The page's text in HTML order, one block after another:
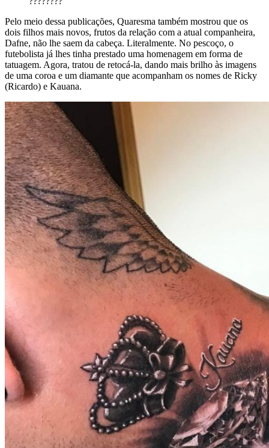
Pelo meio dessa publicações, Quaresma também mostrou que os
dois filhos mais novos, frutos da relação com a atual companheira,
Dafne, não lhe saem da cabeça. Literalmente. No pescoço, o
futebolista já lhes tinha prestado uma homenagem em forma de
tatuagem. Agora, tratou de retocá-la, dando mais brilho às imagens
de uma coroa e um diamante que acompanham os nomes de Ricky
(Ricardo) e Kauana.